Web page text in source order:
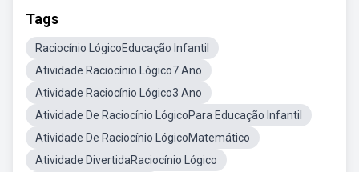
Tags
Raciocínio LógicoEducação Infantil
Atividade Raciocínio Lógico7 Ano
Atividade Raciocínio Lógico3 Ano
Atividade De Raciocínio LógicoPara Educação Infantil
Atividade De Raciocínio LógicoMatemático
Atividade DivertidaRaciocínio Lógico